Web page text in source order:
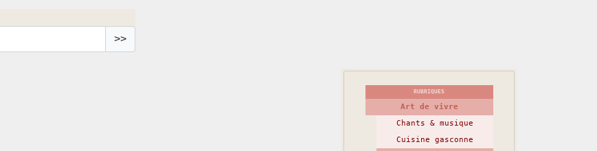
>>
RUBRIQUES
Art de vivre
Chants & musique
Cuisine gasconne